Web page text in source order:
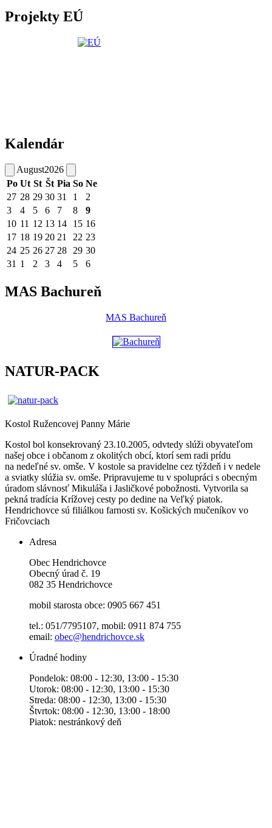
Projekty EÚ
Kalendár
August2026
Po Ut St Št Pia So Ne
27 28 29 30 31 1
2
3
4 5 6 7 8
9
10 11 12 13 14 15 16
17 18 19 20 21 22 23
24 25 26 27 28 29 30
31 1 2 3 4 5 6
MAS Bachureň
MAS Bachureň
NATUR-PACK
Kostol Ružencovej Panny Márie
Kostol bol konsekrovaný 23.10.2005, odvtedy slúži obyvateľom
našej obce i občanom z okolitých obcí, ktorí sem radi prídu
na nedeľné sv. omše. V kostole sa pravidelne cez týždeň i v nedele
a sviatky slúžia sv. omše. Pripravujeme tu v spolupráci s obecným
úradom slávnosť Mikuláša i Jasličkové pobožnosti. Vytvorila sa
pekná tradícia Krížovej cesty po dedine na Veľký piatok.
Hendrichovce sú filiálkou farnosti sv. Košických mučeníkov vo
Fričovciach
Adresa
Obec Hendrichovce
Obecný úrad č. 19
082 35 Hendrichovce
mobil starosta obce: 0905 667 451
tel.: 051/7795107, mobil: 0911 874 755
email: obec@hendrichovce.sk
Úradné hodiny
Pondelok: 08:00 - 12:30, 13:00 - 15:30
Utorok: 08:00 - 12:30, 13:00 - 15:30
Streda: 08:00 - 12:30, 13:00 - 15:30
Štvrtok: 08:00 - 12:30, 13:00 - 18:00
Piatok: nestránkový deň